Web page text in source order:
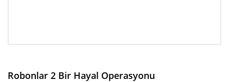
Robonlar 2 Bir Hayal Operasyonu